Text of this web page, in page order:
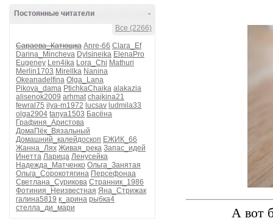
-
Постоянные читатели
Все (2266)
Сараева_Катющка Anre-66 Clara_Ef
Darina_Mincheva Dylsineika ElenaPro
Eugeney Len4ika Lora_Chi Mathuri
Merlin1703 Mirellka Nanina
Okeanadelfina Olga_Lana
Pikova_dama PtichkaChaika alakazia
alisenok2009 arhmat chajkina21
fewral75 ilya-m1972 lucsav ludmila33
olga2904 tanya1503 Басёна
Графиня_Аристова
ДомаПёк_Вязальный
Домашний_калейдоскоп ЕЖИК_66
Жанна_Лях Живая_река Запас_идей
Инетта Ларица Ленусейка
Надежда_Матченко Ольга_Занятая
Ольга_Сорокотягина Персефонаа
Светлана_Сурикова Странник_1986
Фотиния_Неизвестная Яна_Стрижак
галина5819 к_арина рыбка4
стелла_ди_мари
А вот